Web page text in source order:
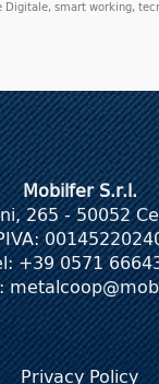
Digitale, smart working,
Mobilfer S.r.l.
265 - 50052
+39 0571
Privacy Policy